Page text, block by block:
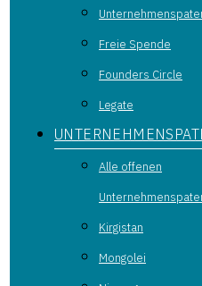
Freie Spende
Founders Circle
Legate
Alle offenen
Kirgistan
Mongolei